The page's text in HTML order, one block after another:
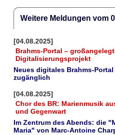
Weitere Meldungen vom
[04.08.2025]
Brahms-Portal –
Digitalisierungsprojekt
Neues digitales Brahms-
zugänglich
[04.08.2025]
Chor des BR: Marienmusik
und Gegenwart
Im Zentrum des Abends: die
Maria" von Marc-Antoine